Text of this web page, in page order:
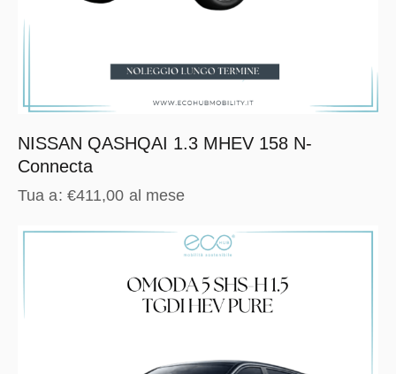
NISSAN QASHQAI 1.3 MHEV 158 N-
Connecta
Tua a: €411,00 al mese